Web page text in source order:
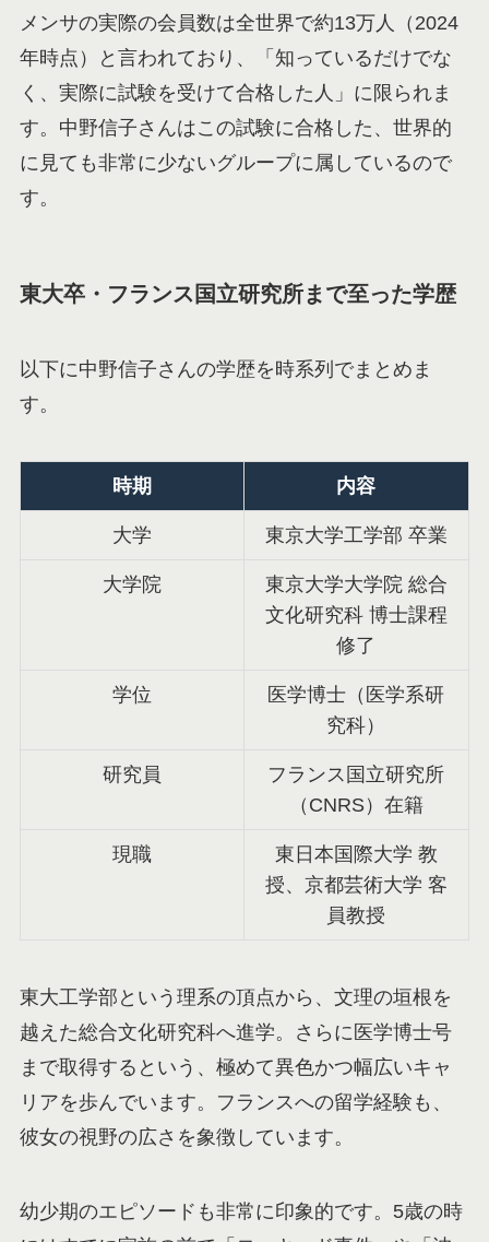
メンサの実際の会員数は全世界で約13万人（2024
年時点）と言われており、「知っているだけでな
く、実際に試験を受けて合格した人」に限られま
す。中野信子さんはこの試験に合格した、世界的
に見ても非常に少ないグループに属しているので
す。
東大卒・フランス国立研究所まで至った学歴
以下に中野信子さんの学歴を時系列でまとめま
す。
時期 内容
大学 東京大学工学部 卒業
大学院
東京大学大学院 総合
文化研究科 博士課程
修了
学位
医学博士（医学系研
究科）
研究員
フランス国立研究所
（CNRS）在籍
現職
東日本国際大学 教
授、京都芸術大学 客
員教授
東大工学部という理系の頂点から、文理の垣根を
越えた総合文化研究科へ進学。さらに医学博士号
まで取得するという、極めて異色かつ幅広いキャ
リアを歩んでいます。フランスへの留学経験も、
彼女の視野の広さを象徴しています。
幼少期のエピソードも非常に印象的です。5歳の時